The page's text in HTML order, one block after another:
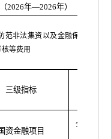
2026年—2026年）
范非法集资以及金融保险机构监
等费用
三级指标
国资金融项目
全县金融